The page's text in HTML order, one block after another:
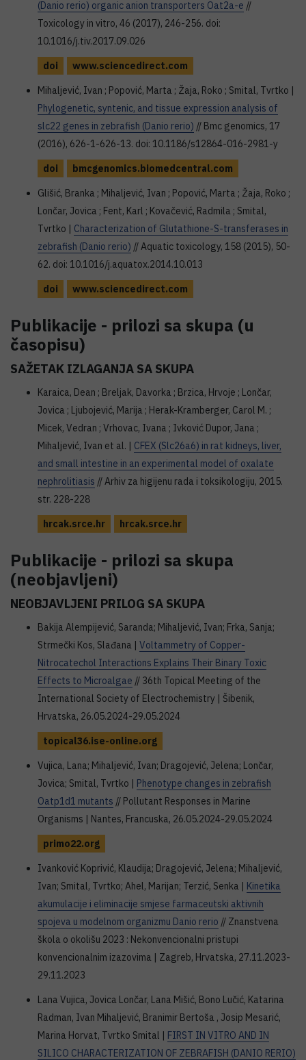
(Danio rerio) organic anion transporters Oat2a-e //
Toxicology in vitro, 46 (2017), 246-256. doi:
10.1016/j.tiv.2017.09.026
doi
www.sciencedirect.com
Mihaljević, Ivan ; Popović, Marta ; Žaja, Roko ; Smital, Tvrtko |
Phylogenetic, syntenic, and tissue expression analysis of
slc22 genes in zebrafish (Danio rerio) // Bmc genomics, 17
(2016), 626-1-626-13. doi: 10.1186/s12864-016-2981-y
doi
bmcgenomics.biomedcentral.com
Glišić, Branka ; Mihaljević, Ivan ; Popović, Marta ; Žaja, Roko ;
Lončar, Jovica ; Fent, Karl ; Kovačević, Radmila ; Smital,
Tvrtko | Characterization of Glutathione-S-transferases in
zebrafish (Danio rerio) // Aquatic toxicology, 158 (2015), 50-
62. doi: 10.1016/j.aquatox.2014.10.013
doi
www.sciencedirect.com
Publikacije - prilozi sa skupa (u
časopisu)
SAŽETAK IZLAGANJA SA SKUPA
Karaica, Dean ; Breljak, Davorka ; Brzica, Hrvoje ; Lončar,
Jovica ; Ljubojević, Marija ; Herak-Kramberger, Carol M. ;
Micek, Vedran ; Vrhovac, Ivana ; Ivković Dupor, Jana ;
Mihaljević, Ivan et al. | CFEX (Slc26a6) in rat kidneys, liver,
and small intestine in an experimental model of oxalate
nephrolitiasis // Arhiv za higijenu rada i toksikologiju, 2015.
str. 228-228
hrcak.srce.hr
hrcak.srce.hr
Publikacije - prilozi sa skupa
(neobjavljeni)
NEOBJAVLJENI PRILOG SA SKUPA
Bakija Alempijević, Saranda; Mihaljević, Ivan; Frka, Sanja;
Strmečki Kos, Slađana | Voltammetry of Copper-
Nitrocatechol Interactions Explains Their Binary Toxic
Effects to Microalgae // 36th Topical Meeting of the
International Society of Electrochemistry | Šibenik,
Hrvatska, 26.05.2024-29.05.2024
topical36.ise-online.org
Vujica, Lana; Mihaljević, Ivan; Dragojević, Jelena; Lončar,
Jovica; Smital, Tvrtko | Phenotype changes in zebrafish
Oatp1d1 mutants // Pollutant Responses in Marine
Organisms | Nantes, Francuska, 26.05.2024-29.05.2024
primo22.org
Ivanković Koprivić, Klaudija; Dragojević, Jelena; Mihaljević,
Ivan; Smital, Tvrtko; Ahel, Marijan; Terzić, Senka | Kinetika
akumulacije i eliminacije smjese farmaceutski aktivnih
spojeva u modelnom organizmu Danio rerio // Znanstvena
škola o okolišu 2023 : Nekonvencionalni pristupi
konvencionalnim izazovima | Zagreb, Hrvatska, 27.11.2023-
29.11.2023
Lana Vujica, Jovica Lončar, Lana Mišić, Bono Lučić, Katarina
Radman, Ivan Mihaljević, Branimir Bertoša , Josip Mesarić,
Marina Horvat, Tvrtko Smital | FIRST IN VITRO AND IN
SILICO CHARACTERIZATION OF ZEBRAFISH (DANIO RERIO)